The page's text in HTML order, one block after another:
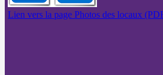
Lien vers la page Photos des locaux